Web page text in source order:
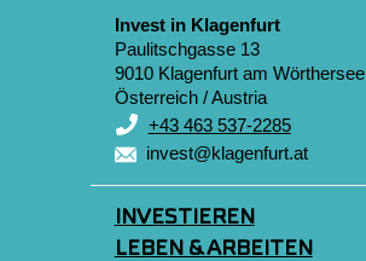
Invest in Klagenfurt
Paulitschgasse 13
9010 Klagenfurt am Wörthersee
Österreich / Austria
+43 463 537-2285
invest@klagenfurt.at
INVESTIEREN
LEBEN & ARBEITEN